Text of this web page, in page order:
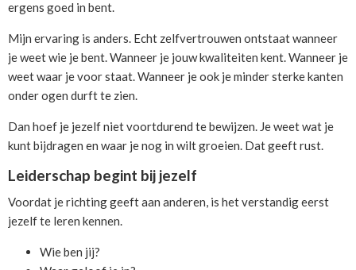
ergens goed in bent.
Mijn ervaring is anders. Echt zelfvertrouwen ontstaat wanneer
je weet wie je bent. Wanneer je jouw kwaliteiten kent. Wanneer je
weet waar je voor staat. Wanneer je ook je minder sterke kanten
onder ogen durft te zien.
Dan hoef je jezelf niet voortdurend te bewijzen. Je weet wat je
kunt bijdragen en waar je nog in wilt groeien. Dat geeft rust.
Leiderschap begint bij jezelf
Voordat je richting geeft aan anderen, is het verstandig eerst
jezelf te leren kennen.
Wie ben jij?